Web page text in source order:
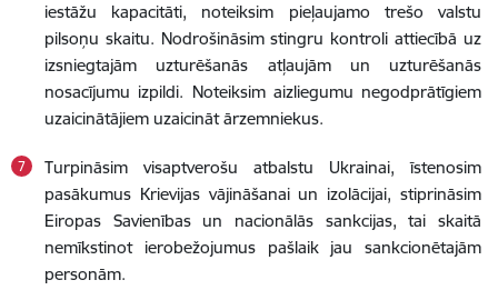
iestāžu kapacitāti, noteiksim pieļaujamo trešo valstu
pilsoņu skaitu. Nodrošināsim stingru kontroli attiecībā uz
izsniegtajām uzturēšanās atļaujām un uzturēšanās
nosacījumu izpildi. Noteiksim aizliegumu negodprātīgiem
uzaicinātājiem uzaicināt ārzemniekus.
Turpināsim visaptverošu atbalstu Ukrainai, īstenosim
pasākumus Krievijas vājināšanai un izolācijai, stiprināsim
Eiropas Savienības un nacionālās sankcijas, tai skaitā
nemīkstinot ierobežojumus pašlaik jau sankcionētajām
personām.